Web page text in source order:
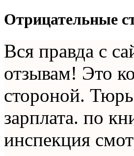
Отрицательные
Вся правда с
отзывам! Это
стороной.
зарплата. по
инспекция